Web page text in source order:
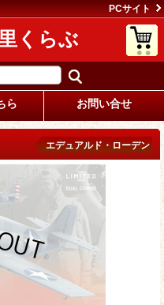
PCサイト
くらぶ
ら お問い合せ
エデュアルド・ローデン